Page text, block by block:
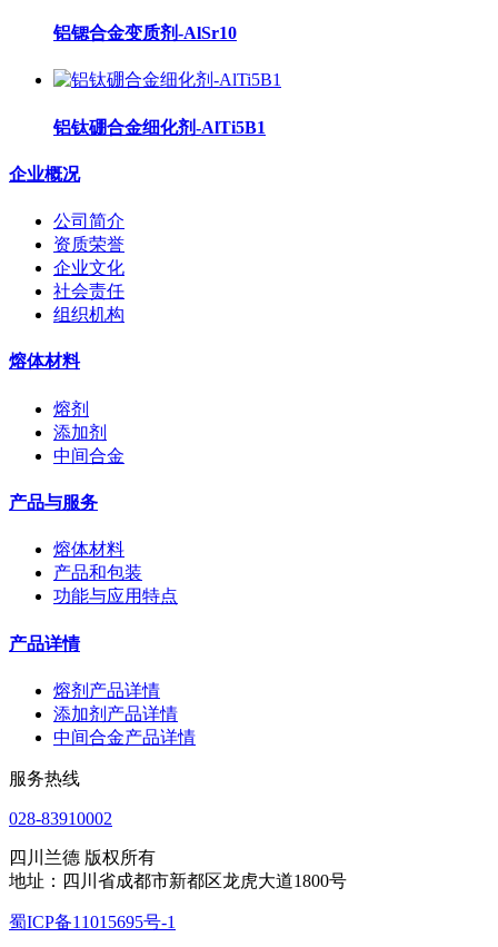
铝锶合金变质剂-AlSr10
铝钛硼合金细化剂-AlTi5B1
企业概况
公司简介
资质荣誉
企业文化
社会责任
组织机构
熔体材料
熔剂
添加剂
中间合金
产品与服务
熔体材料
产品和包装
功能与应用特点
产品详情
熔剂产品详情
添加剂产品详情
中间合金产品详情
服务热线
028-83910002
四川兰德 版权所有
地址：四川省成都市新都区龙虎大道1800号
蜀ICP备11015695号-1